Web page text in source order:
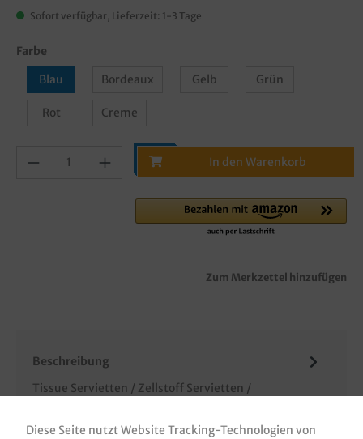
Sofort verfügbar, Lieferzeit: 1-3 Tage
Farbe
Blau
Bordeaux Gelb Grün
Rot Creme
In den Warenkorb
Zum Merkzettel hinzufügen
Beschreibung
Tissue Servietten / Zellstoff Servietten /
33x33cm, 1/8 Falz (auf 16,5x8,25cm… Mehr
Diese Seite nutzt Website Tracking-Technologien von